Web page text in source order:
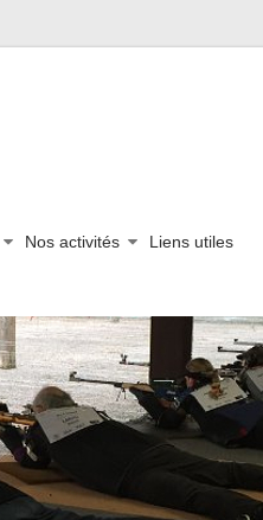
Nos activités Liens utiles